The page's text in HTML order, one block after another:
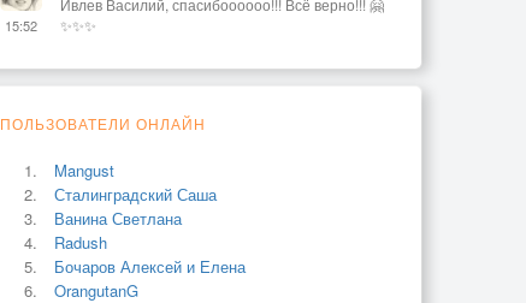
15:52
✨✨✨
ПОЛЬЗОВАТЕЛИ ОНЛАЙН
Mangust
Сталинградский Саша
Ванина Светлана
Radush
Бочаров Алексей и Елена
OrangutanG